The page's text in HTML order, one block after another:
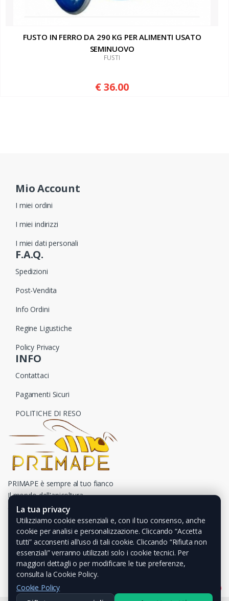
FUSTO IN FERRO DA 290 KG PER ALIMENTI USATO
SEMINUOVO
FUSTI
€ 36.00
Mio Account
I miei ordini
I miei indirizzi
I miei dati personali
F.A.Q.
Spedizioni
Post-Vendita
Info Ordini
Regine Ligustiche
Policy Privacy
INFO
Contattaci
Pagamenti Sicuri
POLITICHE DI RESO
PRIMAPE è sempre al tuo fianco
Il mondo dell'apicoltura
a portata di un click
La tua privacy
Utilizziamo cookie essenziali e, con il tuo consenso, anche
cookie per analisi e personalizzazione. Cliccando “Accetta
tutti” acconsenti all’uso di tali cookie. Cliccando “Rifiuta non
essenziali” verranno utilizzati solo i cookie tecnici. Per
maggiori dettagli o per modificare le tue preferenze,
consulta la Cookie Policy.
Cookie Policy